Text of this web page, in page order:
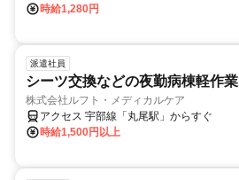
時給1,280円
派遣社員
シーツ交換などの夜勤病棟軽作業
株式会社ルフト・メディカルケア
時給1,500円以上
アクセス 宇部線「丸尾駅」からすぐ